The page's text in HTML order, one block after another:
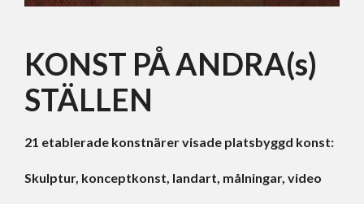
KONST PÅ ANDRA(s)
STÄLLEN
21 etablerade konstnärer visade platsbyggd konst:
Skulptur, konceptkonst, landart, målningar, video